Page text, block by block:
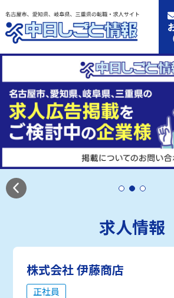
求人情報
株式会社 伊藤商店
正社員